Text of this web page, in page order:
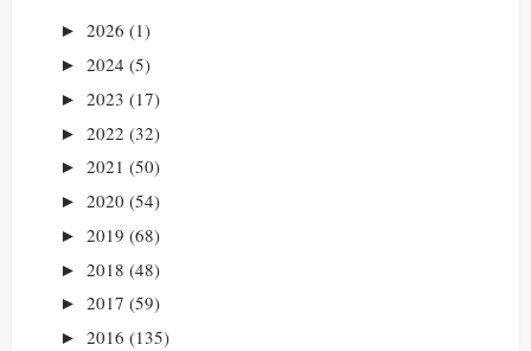
► 2026 (1)
► 2024 (5)
► 2023 (17)
► 2022 (32)
► 2021 (50)
► 2020 (54)
► 2019 (68)
► 2018 (48)
► 2017 (59)
► 2016 (135)